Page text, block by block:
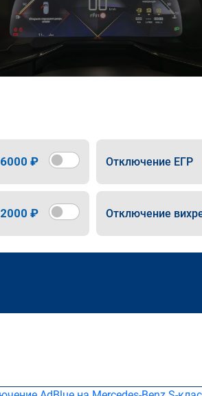
6000 ₽ Отключение ЕГР
2000 ₽ Отключение